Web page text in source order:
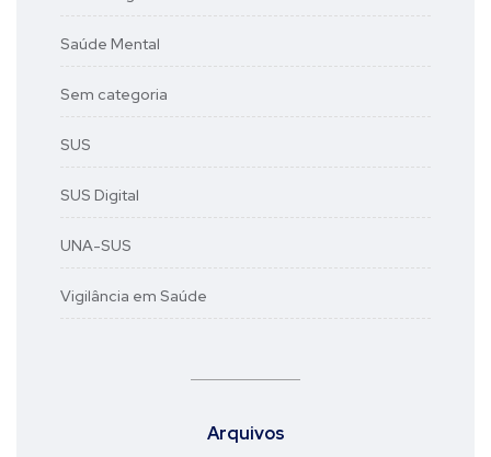
Saúde Mental
Sem categoria
SUS
SUS Digital
UNA-SUS
Vigilância em Saúde
Arquivos